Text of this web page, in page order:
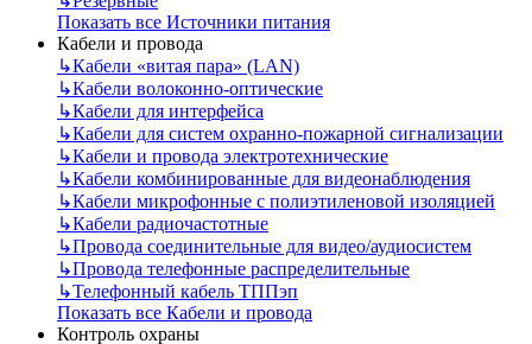
Показать все Источники питания
Кабели и провода
↳Кабели «витая пара» (LAN)
↳Кабели волоконно-оптические
↳Кабели для интерфейса
↳Кабели для систем охранно-пожарной сигнализации
↳Кабели и провода электротехнические
↳Кабели комбинированные для видеонаблюдения
↳Кабели микрофонные с полиэтиленовой изоляцией
↳Кабели радиочастотные
↳Провода соединительные для видео/аудиосистем
↳Провода телефонные распределительные
↳Телефонный кабель ТППэп
Показать все Кабели и провода
Контроль охраны